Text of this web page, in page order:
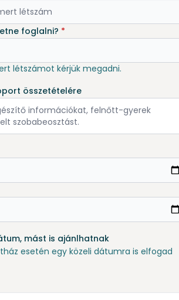
foglalni? *
létszámot kérjük megadni.
összetételére
mást is ajánlhatnak
esetén egy közeli dátumra is elfogad